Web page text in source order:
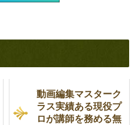
動画編集マスターク
ラス実績ある現役プ
ロが講師を務める無